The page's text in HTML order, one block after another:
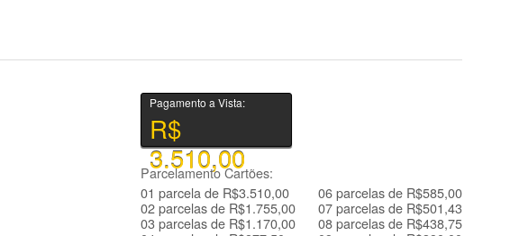
Pagamento a Vista:
R$
3.510,00
Parcelamento Cartões:
01 parcela de R$3.510,00
02 parcelas de R$1.755,00
03 parcelas de R$1.170,00
06 parcelas de R$585,00
07 parcelas de R$501,43
08 parcelas de R$438,75